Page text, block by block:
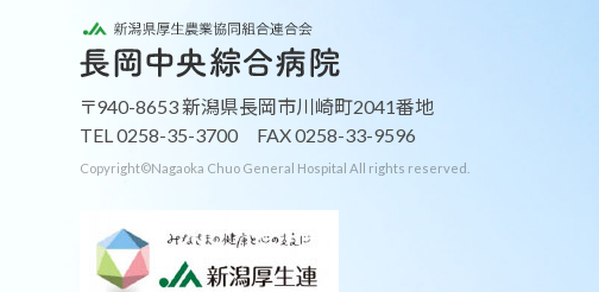
〒940-8653 新潟県長岡市川崎町2041番地
TEL 0258-35-3700 FAX 0258-33-9596
Copyright©Nagaoka Chuo General Hospital All rights reserved.